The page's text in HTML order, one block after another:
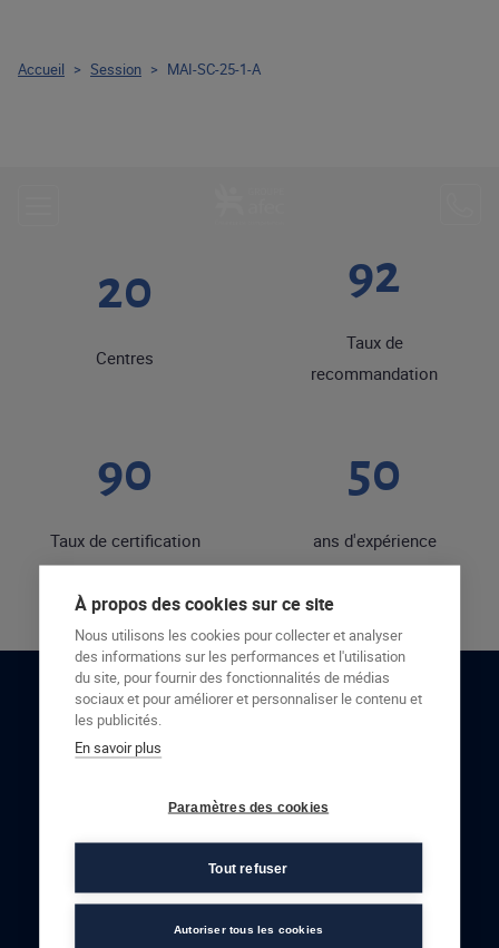
20
Centres
92
Taux de
recommandation
90
Taux de certification
50
ans d'expérience
RESTONS EN CONTACT
Accueil > Session > MAI-SC-25-1-A
À propos des cookies sur ce site
Nous utilisons les cookies pour collecter et analyser
des informations sur les performances et l'utilisation
du site, pour fournir des fonctionnalités de médias
sociaux et pour améliorer et personnaliser le contenu et
les publicités.
En savoir plus
Paramètres des cookies
Tout refuser
Autoriser tous les cookies